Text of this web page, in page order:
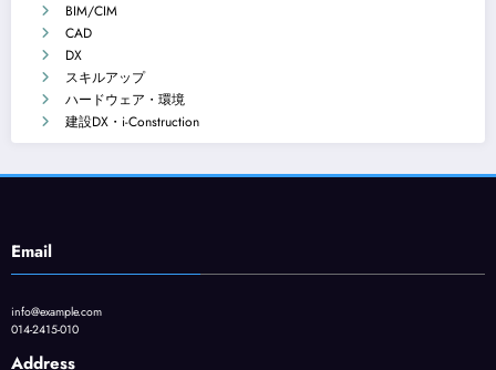
BIM/CIM
CAD
DX
スキルアップ
ハードウェア・環境
建設DX・i-Construction
Email
info@example.com
014-2415-010
Address